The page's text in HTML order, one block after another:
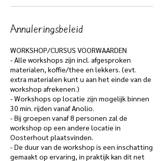
Annuleringsbeleid
WORKSHOP/CURSUS VOORWAARDEN
- Alle workshops zijn incl. afgesproken
materialen, koffie/thee en lekkers. (evt.
extra materialen kunt u aan het einde van de
workshop afrekenen.)
- Workshops op locatie zijn mogelijk binnen
30 min. rijden vanaf Anolio.
- Bij groepen vanaf 8 personen zal de
workshop op een andere locatie in
Oosterhout plaatsvinden.
- De duur van de workshop is een inschatting
gemaakt op ervaring, in praktijk kan dit net